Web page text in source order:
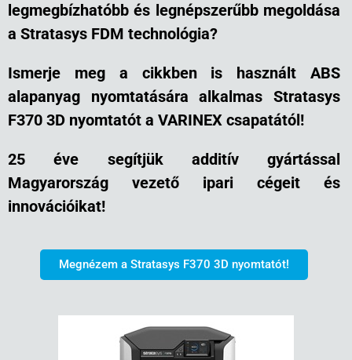
legmegbízhatóbb és legnépszerűbb megoldása
a Stratasys FDM technológia?
Ismerje meg a cikkben is használt ABS
alapanyag nyomtatására alkalmas Stratasys
F370 3D nyomtatót a VARINEX csapatától!
25 éve segítjük additív gyártással
Magyarország vezető ipari cégeit és
innovációikat!
Megnézem a Stratasys F370 3D nyomtatót!